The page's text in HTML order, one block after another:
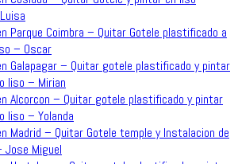
Parque Coimbra – Quitar Gotele plastificado a
– Oscar
Galapagar – Quitar gotele plastificado y pintar
liso – Mirian
Alcorcon – Quitar gotele plastificado y pintar
liso – Yolanda
Madrid – Quitar Gotele temple y Instalacion de
Jose Miguel